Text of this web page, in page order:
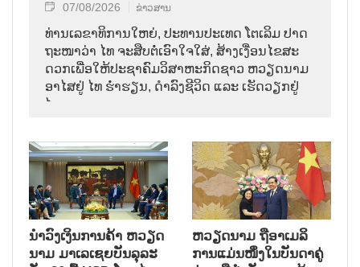
07/08/2026 ຂ່າວສານ
ທ່ານ​ເລ​ຂາ​ທິ​ການ​ໃຫຍ່, ປະ​ທານ​ປະ​ເທດ ໂຕ​ເລິມ ປາດ​
ຖະ​ໜາ​ວ່າ ໄທ​ ຈະ​ສືບ​ຕໍ່​ເອົາ​ໃຈ​ໃສ່, ສ້າງ​ເງື່ອນ​ໄຂ​ສະ​
ດວກ​ເພື່ອ​ໃຫ້​ປະ​ຊາ​ຄົມ​ວ​ິ​ສາ​ຫະ​ກິດ​ຊາວ ຫວຽດ​ນາມ
ອາ​ໄສ​ຢູ່ ໄທ ຮ່ຳ​ຮຽນ, ດຳ​ລົງ​ຊີ​ວິດ ແລະ ເຮັດ​ວຽກ​ຢູ່​
ໄທ.
ນຳ​ວົງ​ເງິນ​ການ​ຄ້າ ຫວຽດ​
ນາມ ມາ​ເລ​ເຊຍ​ບັນ​ລຸ​ລະ​
ຫ​ວຽດ​ນາມ ຖື​ອາ​ເມ​ລິ​
ການ​ແມ່ນ​ໜຶ່ງ​ໃນ​ບັນ​ດາ​ຄູ່​